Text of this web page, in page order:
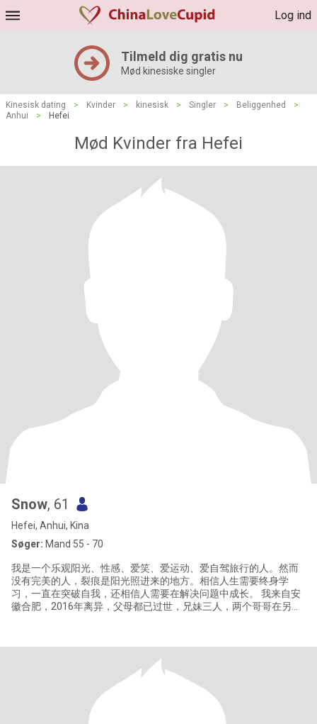
Log ind
Tilmeld dig gratis nu
Mød kinesiske singler
Kinesisk dating > Kvinder > kinesisk > Singler > Beliggenhed
>
Anhui
> Hefei
Mød Kvinder fra Hefei
Snow, 61
Hefei, Anhui, Kina
Søger: Mand 55 - 70
我是一个乐观阳光、性感、爱笑、爱运动、爱自驾旅行的人。然而
没有完美的人，裂痕是阳光照进来的地方。相信人生需要终身学
习，一直在突破自我，还相信人需要在解决问题中成长。 我来自安
徽合肥，2016年离异，父母都已过世，兄妹三人，两个哥哥在另外
失败的婚姻也给我带来反思，使我逐步走向成熟。退休后的我经济
独立，无经济债务，身心健康，追求运动、饮食、心态的平衡，最
近几年通过了中国心理卫生协会的